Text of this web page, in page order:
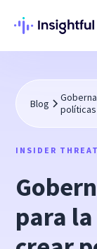
Blog
INSIDER
para